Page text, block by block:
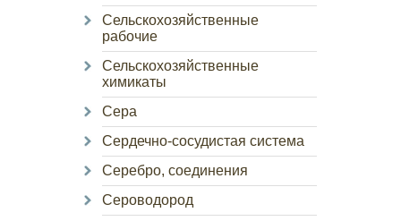
Сельскохозяйственные
рабочие
Сельскохозяйственные
химикаты
Сера
Сердечно-сосудистая система
Серебро, соединения
Сероводород